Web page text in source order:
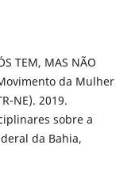
TEM, MAS NÃO
da Mulher
NE). 2019.
sobre a
da Bahia,